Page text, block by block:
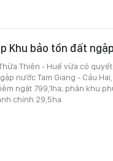
Khu bảo tồn đất
Thiên - Huế vừa có
nước Tam Giang - Cầu
ngặt 799,1ha; phân khu
chính 29,5ha.